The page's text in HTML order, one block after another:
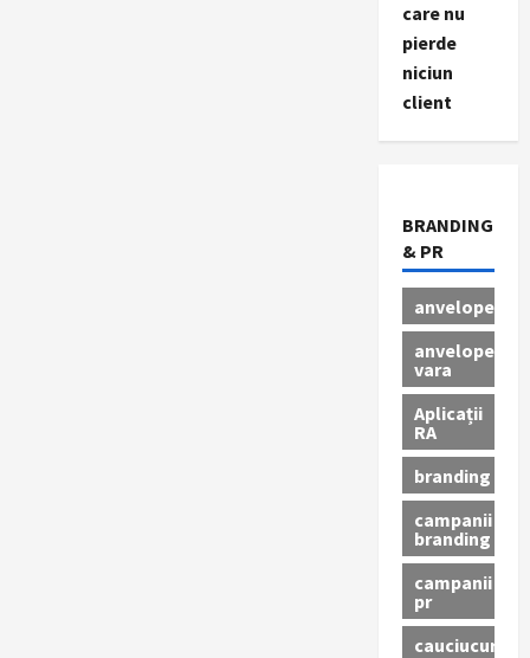
care nu
pierde
niciun
client
BRANDING
& PR
anvelope
anvelope
vara
Aplicații
RA
branding
campanii
branding
campanii
pr
cauciucuri